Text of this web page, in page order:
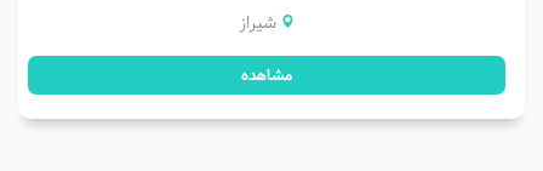
شیراز
مشاهده